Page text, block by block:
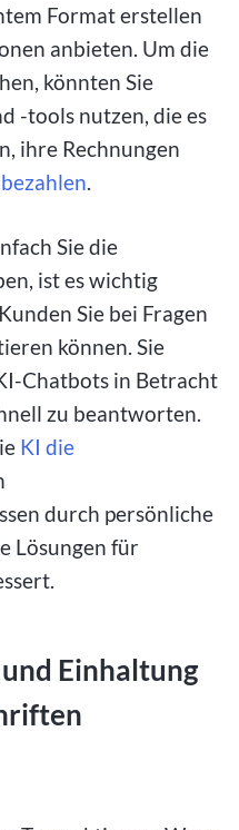
Format erstellen
anbieten. Um die
könnten Sie
-tools nutzen, die es
ihre Rechnungen
Sie die
ist es wichtig
Sie bei Fragen
können. Sie
Chatbots in Betracht
zu beantworten.
KI die
durch persönliche
Lösungen für
Einhaltung